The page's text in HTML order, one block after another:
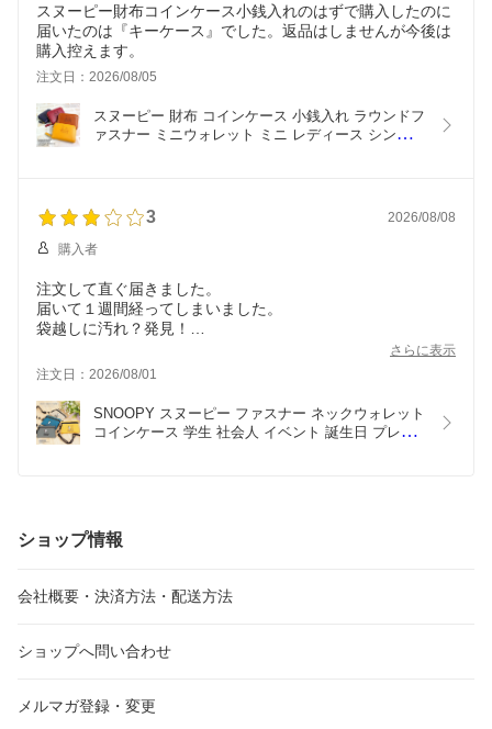
スヌーピー財布コインケース小銭入れのはずで購入したのに
届いたのは『キーケース』でした。返品はしませんが今後は
購入控えます。
注文日：2026/08/05
スヌーピー 財布 コインケース 小銭入れ ラウンドフ
ァスナー ミニウォレット ミニ レディース シンプル
3 2026/08/08
購入者
注文して直ぐ届きました。
届いて１週間経ってしまいました。
袋越しに汚れ？発見！
使っていれば傷ついたり汚れたりするとはいえ残念です。
スヌーピーは個人的に大好きなので品物は良さそうです。
白は汚れが目立ちそうなのでグレーにしましたが、色つきの
方が良かったかもと思いました。
さらに表示
注文日：2026/08/01
SNOOPY スヌーピー ファスナー ネックウォレット
コインケース 学生 社会人 イベント 誕生日 プレゼ
ショップ情報
会社概要・決済方法・配送方法
ショップへ問い合わせ
メルマガ登録・変更